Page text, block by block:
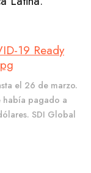
el 26 de marzo.
había pagado a
SDI Global